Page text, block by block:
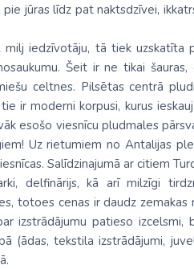
No Palangas: Turcija
No Viļņas: Krēta
No Viļņas: Turcija
Spānija: Barselona
Spānija: Malaga
Spānija: Maljorka
Tenerife
TURCIJA
Malta
Melnkalne
Moldova
Monako
Portugāle
Rumānija
Somija
Spānija
Melnkalne
Nīderlande
kavēšanās
pie jūras līdz pat naktsdzīvei,
iedzīvotāju, tā tiek uzskatīta
Šeit ir ne tikai
celtnes. Pilsētas centrā
ir moderni korpusi, kurus
esošo viesnīcu pludmales
Uz rietumiem no Antalijas
Salīdzinajumā ar citiem
delfinārijs, kā arī milzīgi
totoes cenas ir daudz
izstrādājumu patieso
(ādas, tekstila izstrādājumi,